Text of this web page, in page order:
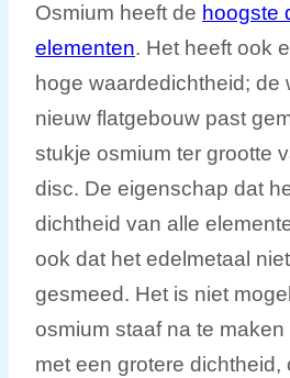
Osmium heeft de hoogste
elementen. Het heeft ook
hoge waardedichtheid; de
nieuw flatgebouw past
stukje osmium ter grootte
disc. De eigenschap dat
dichtheid van alle
ook dat het edelmetaal
gesmeed. Het is niet
osmium staaf na te maken
met een grotere dichtheid,